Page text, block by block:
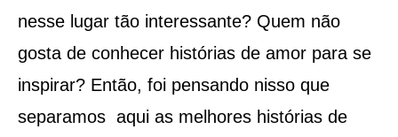
nesse lugar tão interessante? Quem não
gosta de conhecer histórias de amor para se
inspirar? Então, foi pensando nisso que
separamos aqui as melhores histórias de